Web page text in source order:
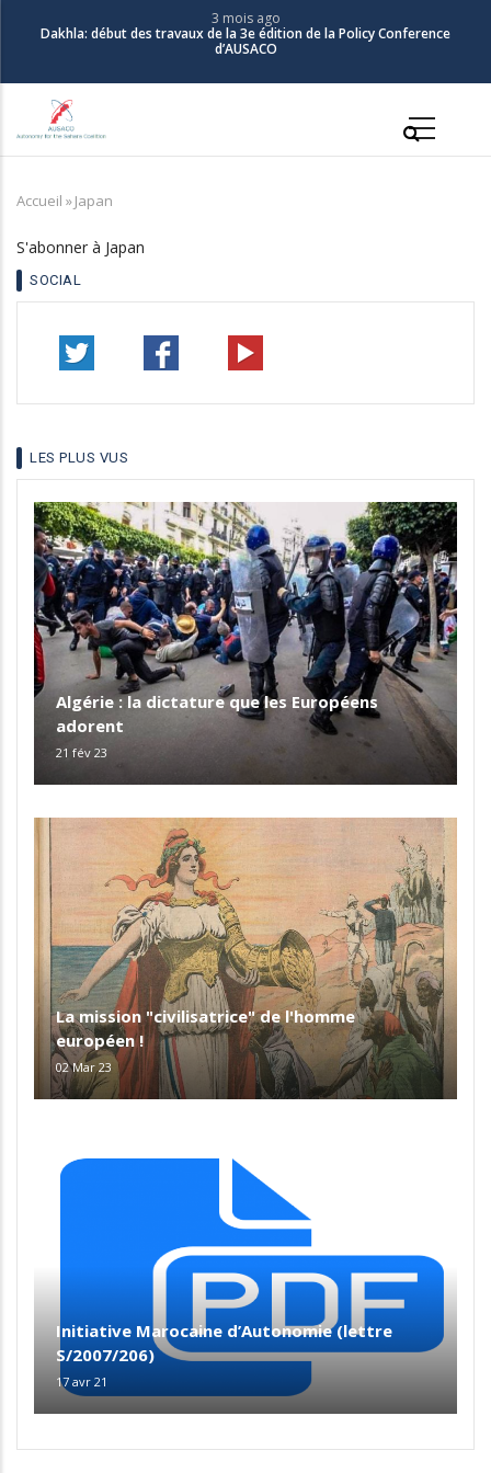
principal
3 mois ago
Dakhla: début des travaux de la 3e édition de la Policy Conference
d’AUSACO
Fil
d'Ariane
Accueil »Japan
S'abonner à Japan
SOCIAL
LES PLUS VUS
Algérie : la dictature que les Européens
adorent
21 fév 23
La mission "civilisatrice" de l'homme
européen !
02 Mar 23
Initiative Marocaine d’Autonomie (lettre
S/2007/206)
17 avr 21